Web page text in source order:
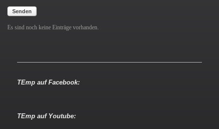
Senden
Es sind noch keine Einträge vorhanden.
TEmp auf Facebook:
TEmp auf Youtube: